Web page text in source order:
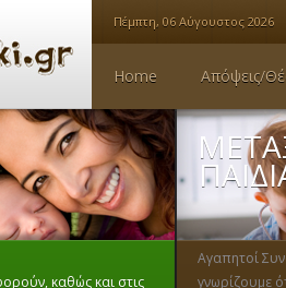
Πέμπτη, 06 Αύγουστος 2026
Home Απόψεις/
καθώς και στις
Αγαπητοί
γνωρίζουμε